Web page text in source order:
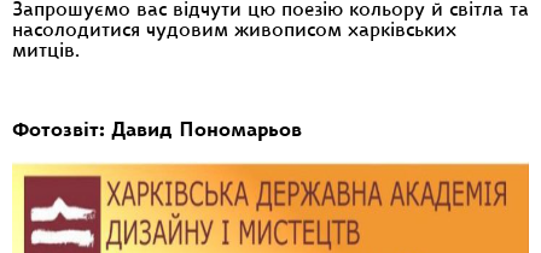
Запрошуємо вас відчути цю поезію кольору й світла та
насолодитися чудовим живописом харківських
митців.
Фотозвіт: Давид Пономарьов